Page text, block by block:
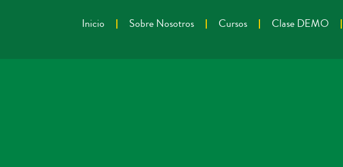
Inicio Sobre Nosotros Cursos Clase DEMO